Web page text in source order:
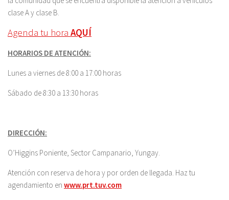
clase A y clase B.
Agenda tu hora AQUÍ
HORARIOS DE ATENCIÓN:
Lunes a viernes de 8:00 a 17:00 horas
Sábado de 8:30 a 13:30 horas
DIRECCIÓN:
O’Higgins Poniente, Sector Campanario, Yungay.
Atención con reserva de hora y por orden de llegada. Haz tu
agendamiento en www.prt.tuv.com